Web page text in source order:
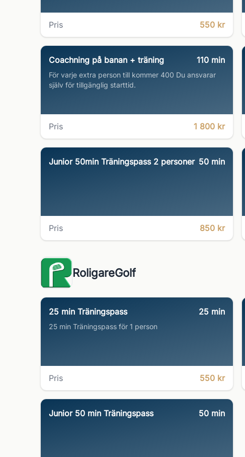
Pris 550 kr
Coachning på banan + träning 110 min
För varje extra person till kommer 400 Du ansvarar
själv för tillgänglig starttid.
Pris 1 800 kr
Junior 50min Träningspass 2 personer 50 min
Pris 850 kr
RoligareGolf
25 min Träningspass 25 min
25 min Träningspass för 1 person
Pris 550 kr
Junior 50 min Träningspass 50 min